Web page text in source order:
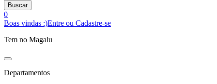
Buscar
0
Boas vindas :)Entre ou Cadastre-se
Tem no Magalu
Departamentos